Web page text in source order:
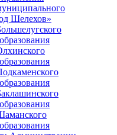
Шелехов»